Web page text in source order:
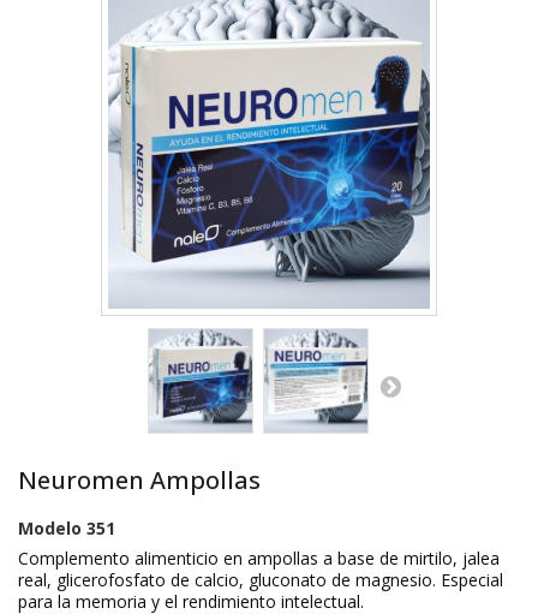
Neuromen Ampollas
Modelo 351
Complemento alimenticio en ampollas a base de mirtilo, jalea
real, glicerofosfato de calcio, gluconato de magnesio. Especial
para la memoria y el rendimiento intelectual.